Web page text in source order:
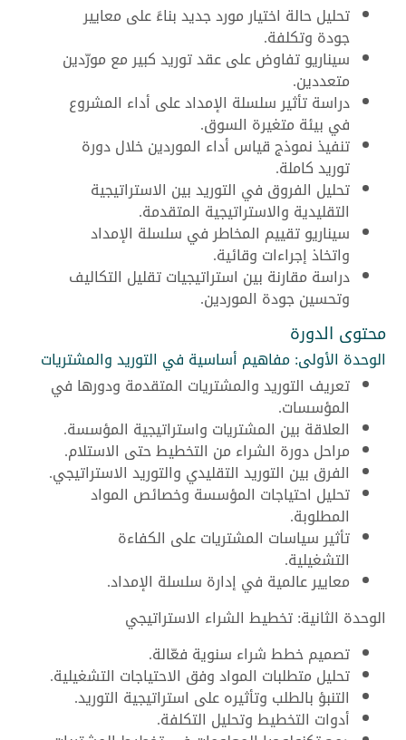
تحليل حالة اختيار مورد جديد بناءً على معايير
جودة وتكلفة.
سيناريو تفاوض على عقد توريد كبير مع مورّدين
متعددين.
دراسة تأثير سلسلة الإمداد على أداء المشروع
في بيئة متغيرة السوق.
تنفيذ نموذج قياس أداء الموردين خلال دورة
توريد كاملة.
تحليل الفروق في التوريد بين الاستراتيجية
التقليدية والاستراتيجية المتقدمة.
سيناريو تقييم المخاطر في سلسلة الإمداد
واتخاذ إجراءات وقائية.
دراسة مقارنة بين استراتيجيات تقليل التكاليف
وتحسين جودة الموردين.
محتوى الدورة
الوحدة الأولى: مفاهيم أساسية في التوريد والمشتريات
تعريف التوريد والمشتريات المتقدمة ودورها في
المؤسسات.
العلاقة بين المشتريات واستراتيجية المؤسسة.
مراحل دورة الشراء من التخطيط حتى الاستلام.
الفرق بين التوريد التقليدي والتوريد الاستراتيجي.
تحليل احتياجات المؤسسة وخصائص المواد
المطلوبة.
تأثير سياسات المشتريات على الكفاءة
التشغيلية.
معايير عالمية في إدارة سلسلة الإمداد.
الوحدة الثانية: تخطيط الشراء الاستراتيجي
تصميم خطط شراء سنوية فعّالة.
تحليل متطلبات المواد وفق الاحتياجات التشغيلية.
التنبؤ بالطلب وتأثيره على استراتيجية التوريد.
أدوات التخطيط وتحليل التكلفة.